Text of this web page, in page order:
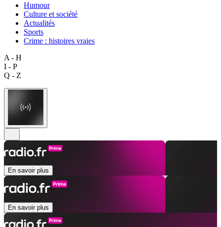
Humour
Culture et société
Actualités
Sports
Crime : histoires vraies
A - H
I - P
Q - Z
En savoir plus
En savoir plus